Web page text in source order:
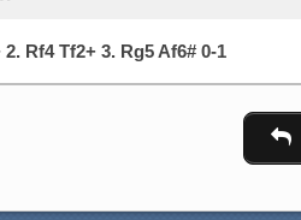
Rf4 Tf2+ 3. Rg5 Af6# 0-1